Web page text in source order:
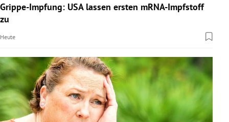
Grippe-Impfung: USA lassen ersten mRNA-Impfstoff
zu
Heute